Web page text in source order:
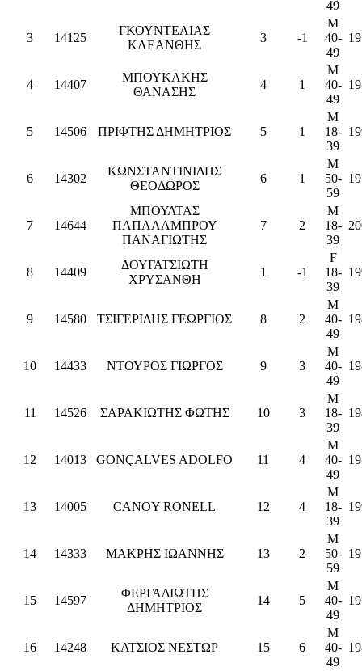
49
3 14125
ΓΚΟΥΝΤΕΛΙΑΣ
ΚΛΕΑΝΘΗΣ
3 -1
M
40-
49
4 14407
ΜΠΟΥΚΑΚΗΣ
ΘΑΝΑΣΗΣ
4 1
M
40-
49
5 14506 ΠΡΙΦΤΗΣ ΔΗΜΗΤΡΙΟΣ 5 1
M
18-
39
6 14302
ΚΩΝΣΤΑΝΤΙΝΙΔΗΣ
ΘΕΟΔΩΡΟΣ
6 1
M
50-
59
7 14644
ΜΠΟΥΛΤΑΣ
ΠΑΠΑΛΑΜΠΡΟΥ
ΠΑΝΑΓΙΩΤΗΣ
7 2
M
18-
39
8 14409
ΔΟΥΓΑΤΣΙΩΤΗ
ΧΡΥΣΑΝΘΗ
1 -1
F
18-
39
9 14580 ΤΣΙΓΕΡΙΔΗΣ ΓΕΩΡΓΙΟΣ 8 2
M
40-
49
10 14433 ΝΤΟΥΡΟΣ ΓΙΩΡΓΟΣ 9 3
M
40-
49
11 14526 ΣΑΡΑΚΙΩΤΗΣ ΦΩΤΗΣ 10 3
M
18-
39
12 14013 GONÇALVES ADOLFO 11 4
M
40-
49
13 14005 CANOY RONELL 12 4
M
18-
39
14 14333 ΜΑΚΡΗΣ ΙΩΑΝΝΗΣ 13 2
M
50-
59
15 14597
ΦΕΡΓΑΔΙΩΤΗΣ
ΔΗΜΗΤΡΙΟΣ
14 5
M
40-
49
16 14248 ΚΑΤΣΙΟΣ ΝΕΣΤΩΡ 15 6
M
40-
49